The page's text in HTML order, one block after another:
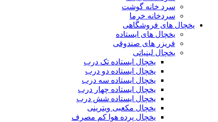
سرد خانه گوشت
سردخانه خرما
یخچال های فروشگاهی
یخچال های ایستاده
فریزر های صندوقی
یخچال لبنیاتی
یخچال ایستاده تک درب
یخچال ایستاده دو درب
یخچال ایستاده سه درب
یخچال ایستاده چهار درب
یخچال ایستاده شش درب
یخچال مکعبی ویترینی
یخچال پرده هوا کم مصرف